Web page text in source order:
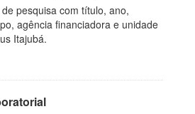
pesquisa com título, ano,
agência financiadora e unidade
Itajubá.